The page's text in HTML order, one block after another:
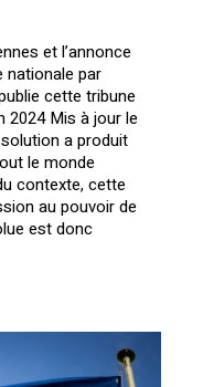
et l’annonce
nationale par
cette tribune
2024 Mis à jour le
a produit
le monde
contexte, cette
au pouvoir de
est donc